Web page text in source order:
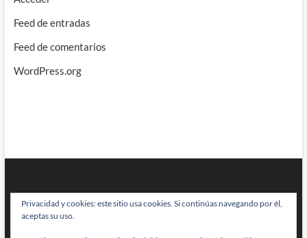
Feed de entradas
Feed de comentarios
WordPress.org
Privacidad y cookies: este sitio usa cookies. Si continúas navegando por él,
aceptas su uso.